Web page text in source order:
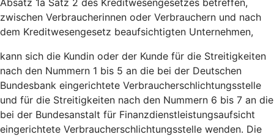
Absatz 1a Satz 2 des Kreditwesengesetzes betreffen,
zwischen Verbraucherinnen oder Verbrauchern und nach
dem Kreditwesengesetz beaufsichtigten Unternehmen,
kann sich die Kundin oder der Kunde für die Streitigkeiten
nach den Nummern 1 bis 5 an die bei der Deutschen
Bundesbank eingerichtete Verbraucherschlichtungsstelle
und für die Streitigkeiten nach den Nummern 6 bis 7 an die
bei der Bundesanstalt für Finanzdienstleistungsaufsicht
eingerichtete Verbraucherschlichtungsstelle wenden. Die